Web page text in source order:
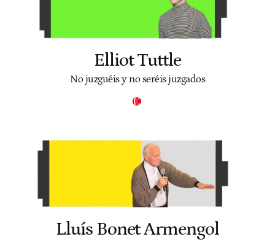
Elliot Tuttle
No juzguéis y no seréis juzgados
Lluís Bonet Armengol